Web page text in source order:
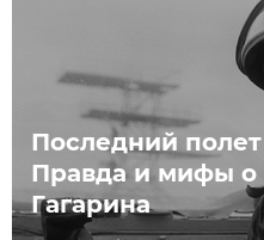
Последний полет
Правда и мифы
Гагарина